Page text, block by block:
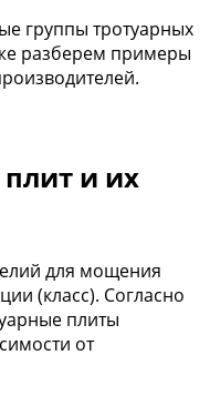
группы тротуарных
разберем примеры
и их
для мощения
(класс). Согласно
плиты
от